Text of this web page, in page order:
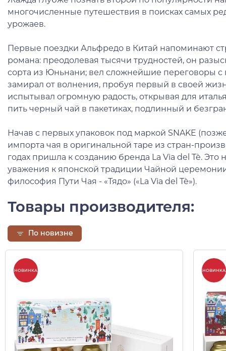
многочисленные путешествия в поисках самых
урожаев.
Первые поездки Альфредо в Китай напоминают
романа: преодолевая тысячи трудностей, он
сорта из Юньнани; вел сложнейшие переговоры
замирал от волнения, пробуя первый в своей
испытывал огромную радость, открывая для
пить черный чай в пакетиках, подлинный и
Начав с первых упаковок под маркой SNAKE
импорта чая в оригинальной таре из стран-
годах пришла к созданию бренда La Via del Tè.
уважения к японской традиции Чайной
философия Пути Чая - «Тядо» («La Via del Tè»).
Товары производителя:
По новизне
НОВИНКА НОВИНКА